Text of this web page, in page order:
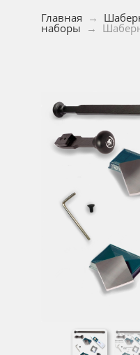
Главная →
наборы →